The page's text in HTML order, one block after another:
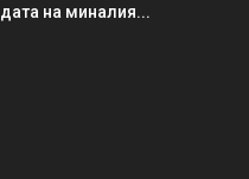
на миналия...